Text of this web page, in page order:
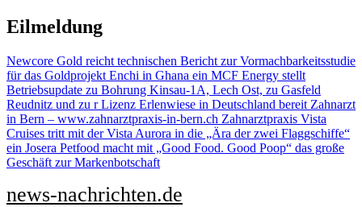
Zu
Inhalten
Eilmeldung
Newcore Gold reicht technischen Bericht zur Vormachbarkeitsstudie
für das Goldprojekt Enchi in Ghana ein MCF Energy stellt
Betriebsupdate zu Bohrung Kinsau-1A, Lech Ost, zu Gasfeld
Reudnitz und zu r Lizenz Erlenwiese in Deutschland bereit Zahnarzt
in Bern – www.zahnarztpraxis-in-bern.ch Zahnarztpraxis Vista
Cruises tritt mit der Vista Aurora in die „Ära der zwei Flaggschiffe“
ein Josera Petfood macht mit „Good Food. Good Poop“ das große
Geschäft zur Markenbotschaft
news-nachrichten.de